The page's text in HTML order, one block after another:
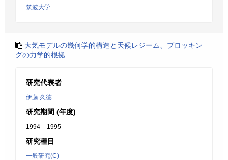
筑波大学
大気モデルの幾何学的構造と天候レジーム、ブロッキン
グの力学的根拠
研究代表者
伊藤 久徳
研究期間 (年度)
1994 – 1995
研究種目
一般研究(C)